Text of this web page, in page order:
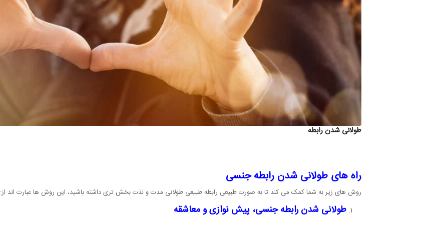
طولانی شدن رابطه
راه های طولانی شدن رابطه جنسی
روش های زیر به شما کمک می کند تا به صورت طبیعی رابطه طبیعی طولانی مدت و لذت بخش تری داشته باشید، این روش ها عبارت اند از:
طولانی شدن رابطه جنسی، پیش نوازی و معاشقه